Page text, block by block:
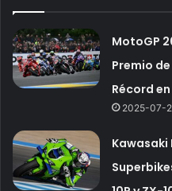
MotoGP
Premio
Récord
2025-07-
Kawasaki